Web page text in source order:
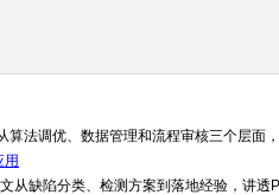
法调优、数据管理和流程审核三个层面
用
从缺陷分类、检测方案到落地经验，讲透